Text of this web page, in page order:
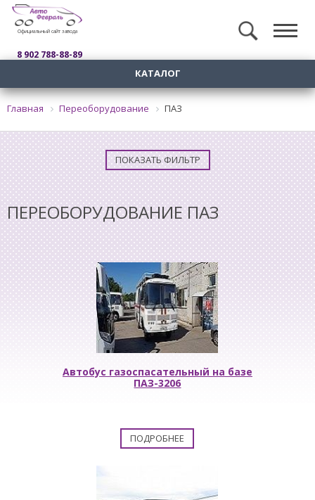
Официальный сайт завода
8 902 788-88-89
КАТАЛОГ
Главная Переоборудование ПАЗ
ПОКАЗАТЬ ФИЛЬТР
ПЕРЕОБОРУДОВАНИЕ ПАЗ
Автобус газоспасательный на базе
ПАЗ-3206
ПОДРОБНЕЕ